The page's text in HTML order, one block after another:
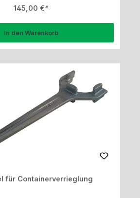
Regulärer Preis:
145,00 €
In den Warenkorb
für Containerverrieglung